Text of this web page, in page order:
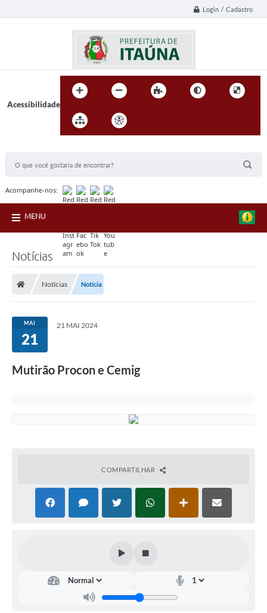
Login / Cadastro
Acessibilidade
Acompanhe-nos:
MENU
Notícias
Notícias Notícia
MAI
21
21 MAI 2024
Mutirão Procon e Cemig
COMPARTILHAR